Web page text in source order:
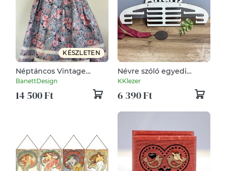
KÉSZLETEN
Néptáncos Vintage
szoknya
BanettDesign
14 500 Ft
Névre szóló egyedi
éremtartó ajándék
KKlezer
6 390 Ft